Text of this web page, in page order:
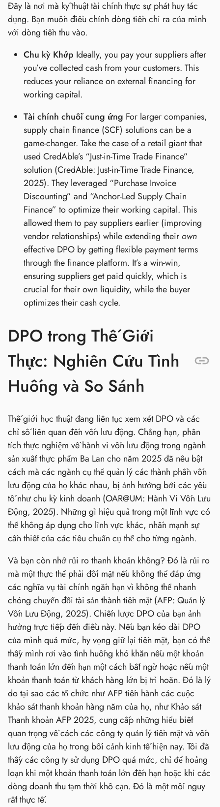
Đây là nơi mà kỹ thuật tài chính thực sự phát huy tác
dụng. Bạn muốn điều chỉnh dòng tiền chi ra của mình
với dòng tiền thu vào.
Chu kỳ Khớp Ideally, you pay your suppliers after
you’ve collected cash from your customers. This
reduces your reliance on external financing for
working capital.
Tài chính chuỗi cung ứng For larger companies,
supply chain finance (SCF) solutions can be a
game-changer. Take the case of a retail giant that
used CredAble’s “Just-in-Time Trade Finance”
solution (CredAble: Just-in-Time Trade Finance,
2025). They leveraged “Purchase Invoice
Discounting” and “Anchor-Led Supply Chain
Finance” to optimize their working capital. This
allowed them to pay suppliers earlier (improving
vendor relationships) while extending their own
effective DPO by getting flexible payment terms
through the finance platform. It’s a win-win,
ensuring suppliers get paid quickly, which is
crucial for their own liquidity, while the buyer
optimizes their cash cycle.
DPO trong Thế Giới
Thực: Nghiên Cứu Tình
Huống và So Sánh
Thế giới học thuật đang liên tục xem xét DPO và các
chỉ số liên quan đến vốn lưu động. Chẳng hạn, phân
tích thực nghiệm về hành vi vốn lưu động trong ngành
sản xuất thực phẩm Ba Lan cho năm 2025 đã nêu bật
cách mà các ngành cụ thể quản lý các thành phần vốn
lưu động của họ khác nhau, bị ảnh hưởng bởi các yếu
tố như chu kỳ kinh doanh (OAR@UM: Hành Vi Vốn Lưu
Động, 2025). Những gì hiệu quả trong một lĩnh vực có
thể không áp dụng cho lĩnh vực khác, nhấn mạnh sự
cần thiết của các tiêu chuẩn cụ thể cho từng ngành.
Và bạn còn nhớ rủi ro thanh khoản không? Đó là rủi ro
mà một thực thể phải đối mặt nếu không thể đáp ứng
các nghĩa vụ tài chính ngắn hạn vì không thể nhanh
chóng chuyển đổi tài sản thành tiền mặt (AFP: Quản lý
Vốn Lưu Động, 2025). Chiến lược DPO của bạn ảnh
hưởng trực tiếp đến điều này. Nếu bạn kéo dài DPO
của mình quá mức, hy vọng giữ lại tiền mặt, bạn có thể
thấy mình rơi vào tình huống khó khăn nếu một khoản
thanh toán lớn đến hạn một cách bất ngờ hoặc nếu một
khoản thanh toán từ khách hàng lớn bị trì hoãn. Đó là lý
do tại sao các tổ chức như AFP tiến hành các cuộc
khảo sát thanh khoản hàng năm của họ, như Khảo sát
Thanh khoản AFP 2025, cung cấp những hiểu biết
quan trọng về cách các công ty quản lý tiền mặt và vốn
lưu động của họ trong bối cảnh kinh tế hiện nay. Tôi đã
thấy các công ty sử dụng DPO quá mức, chỉ để hoảng
loạn khi một khoản thanh toán lớn đến hạn hoặc khi các
dòng doanh thu tạm thời khô cạn. Đó là một mối nguy
rất thực tế.